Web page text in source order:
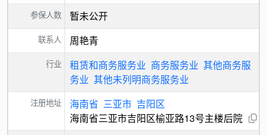
参保人数 暂未公开
联系人 周艳青
行业 租赁和商务服务业 商务服务业 其他商务服
务业 其他未列明商务服务业
注册地址 海南省 三亚市 吉阳区
海南省三亚市吉阳区榆亚路13号主楼后院